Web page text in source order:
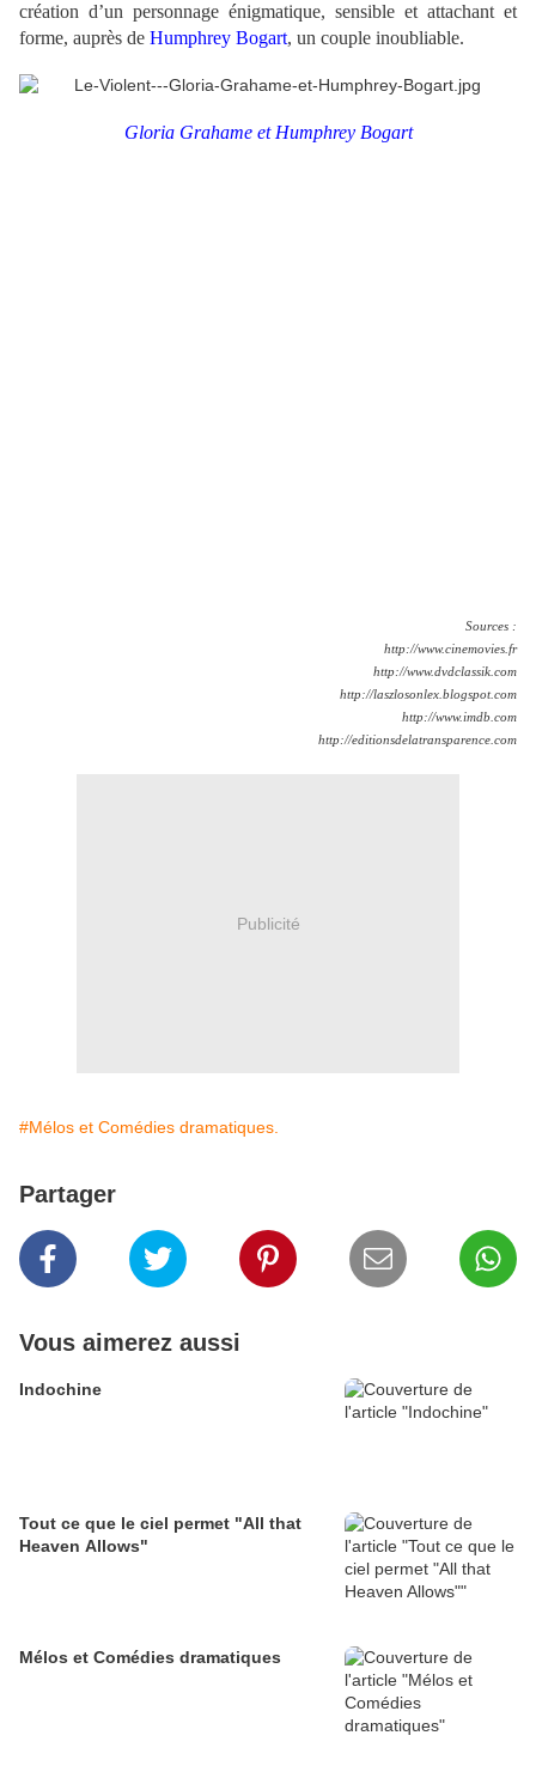
création d’un personnage énigmatique, sensible et attachant et
forme, auprès de Humphrey Bogart, un couple inoubliable.
Gloria Grahame et Humphrey Bogart
Sources :
http://www.cinemovies.fr
http://www.dvdclassik.com
http://laszlosonlex.blogspot.com
http://www.imdb.com
http://editionsdelatransparence.com
Publicité
#Mélos et Comédies dramatiques.
Partager
Vous aimerez aussi
Indochine
Tout ce que le ciel permet "All that
Heaven Allows"
Mélos et Comédies dramatiques